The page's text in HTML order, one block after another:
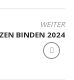
WEITER
BINDEN 2024